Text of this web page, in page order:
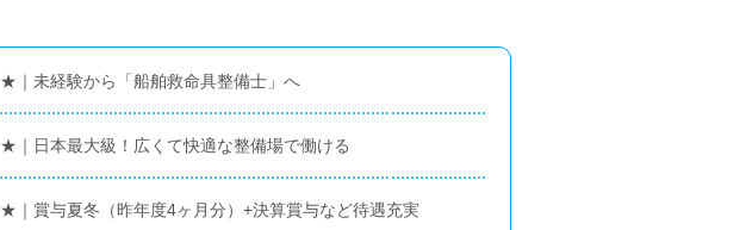
★｜未経験から「船舶救命具整備士」へ
★｜日本最大級！広くて快適な整備場で働ける
★｜賞与夏冬（昨年度4ヶ月分）+決算賞与など待遇充実